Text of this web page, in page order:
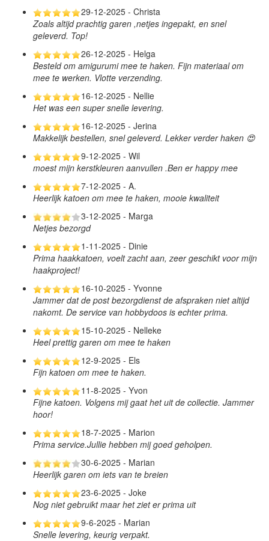
29-12-2025 - Christa
Zoals altijd prachtig garen ,netjes ingepakt, en snel
geleverd. Top!
26-12-2025 - Helga
Besteld om amigurumi mee te haken. Fijn materiaal om
mee te werken. Vlotte verzending.
16-12-2025 - Nellie
Het was een super snelle levering.
16-12-2025 - Jerina
Makkelijk bestellen, snel geleverd. Lekker verder haken 😍
9-12-2025 - Wil
moest mijn kerstkleuren aanvullen .Ben er happy mee
7-12-2025 - A.
Heerlijk katoen om mee te haken, mooie kwaliteit
3-12-2025 - Marga
Netjes bezorgd
1-11-2025 - Dinie
Prima haakkatoen, voelt zacht aan, zeer geschikt voor mijn
haakproject!
16-10-2025 - Yvonne
Jammer dat de post bezorgdienst de afspraken niet altijd
nakomt. De service van hobbydoos is echter prima.
15-10-2025 - Nelleke
Heel prettig garen om mee te haken
12-9-2025 - Els
Fijn katoen om mee te haken.
11-8-2025 - Yvon
Fijne katoen. Volgens mij gaat het uit de collectie. Jammer
hoor!
18-7-2025 - Marion
Prima service.Jullie hebben mij goed geholpen.
30-6-2025 - Marian
Heerlijk garen om iets van te breien
23-6-2025 - Joke
Nog niet gebruikt maar het ziet er prima uit
9-6-2025 - Marian
Snelle levering, keurig verpakt.